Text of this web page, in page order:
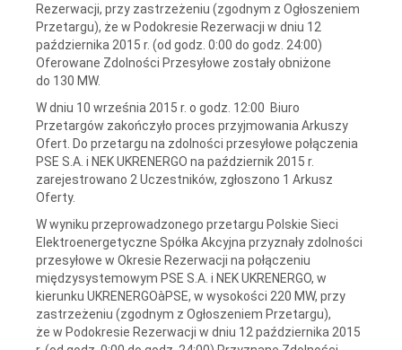
Rezerwacji, przy zastrzeżeniu (zgodnym z Ogłoszeniem
Przetargu), że w Podokresie Rezerwacji w dniu 12
października 2015 r. (od godz. 0:00 do godz. 24:00)
Oferowane Zdolności Przesyłowe zostały obniżone
do 130 MW.
W dniu 10 września 2015 r. o godz. 12:00 Biuro
Przetargów zakończyło proces przyjmowania Arkuszy
Ofert. Do przetargu na zdolności przesyłowe połączenia
PSE S.A. i NEK UKRENERGO na październik 2015 r.
zarejestrowano 2 Uczestników, zgłoszono 1 Arkusz
Oferty.
W wyniku przeprowadzonego przetargu Polskie Sieci
Elektroenergetyczne Spółka Akcyjna przyznały zdolności
przesyłowe w Okresie Rezerwacji na połączeniu
międzysystemowym PSE S.A. i NEK UKRENERGO, w
kierunku UKRENERGOàPSE, w wysokości 220 MW, przy
zastrzeżeniu (zgodnym z Ogłoszeniem Przetargu),
że w Podokresie Rezerwacji w dniu 12 października 2015